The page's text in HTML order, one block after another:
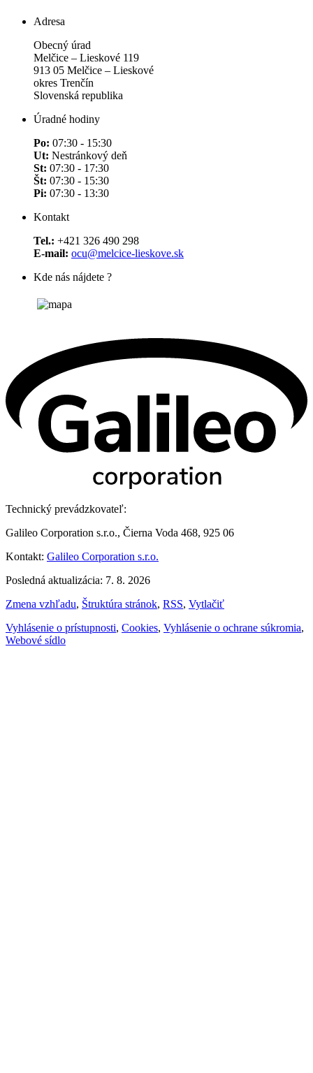
Adresa
Obecný úrad
Melčice – Lieskové 119
913 05 Melčice – Lieskové
okres Trenčín
Slovenská republika
Úradné hodiny
Po: 07:30 - 15:30
Ut: Nestránkový deň
St: 07:30 - 17:30
Št: 07:30 - 15:30
Pi: 07:30 - 13:30
Kontakt
Tel.: +421 326 490 298
E-mail: ocu@melcice-lieskove.sk
Kde nás nájdete ?
Technický prevádzkovateľ:
Galileo Corporation s.r.o., Čierna Voda 468, 925 06
Kontakt: Galileo Corporation s.r.o.
Posledná aktualizácia: 7. 8. 2026
Zmena vzhľadu, Štruktúra stránok, RSS, Vytlačiť
Vyhlásenie o prístupnosti, Cookies, Vyhlásenie o ochrane súkromia,
Webové sídlo